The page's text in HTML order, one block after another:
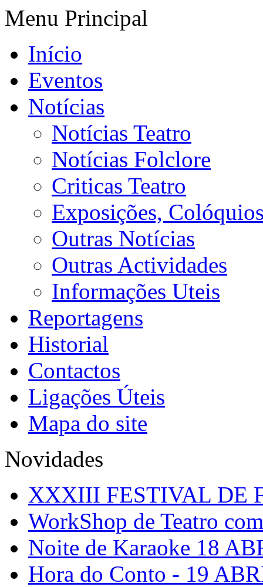
Menu Principal
Início
Eventos
Notícias
Notícias Teatro
Notícias Folclore
Criticas Teatro
Exposições,
Outras Notícias
Outras Actividades
Informações Uteis
Reportagens
Historial
Contactos
Ligações Úteis
Mapa do site
Novidades
XXXIII FESTIVAL DE
WorkShop de Teatro
Noite de Karaoke 18
Hora do Conto - 19